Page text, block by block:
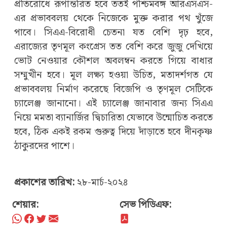
প্রতিরোধে রূপান্তরিত হবে ততই পশ্চিমবঙ্গ আরএসএস-
এর প্রভাববলয় থেকে নিজেকে মুক্ত করার পথ খুঁজে
পাবে। সিএএ-বিরোধী চেতনা যত বেশি দৃঢ় হবে,
এরাজ্যের তৃণমূল কংগ্রেস তত বেশি করে জুজু দেখিয়ে
ভোট নেওয়ার কৌশল অবলম্বন করতে গিয়ে বাধার
সম্মুখীন হবে। মূল লক্ষ্য হওয়া উচিত, মতাদর্শগত যে
প্রভাববলয় নির্মাণ করেছে বিজেপি ও তৃণমূল সেটিকে
চ্যালেঞ্জ জানানো। এই চ্যালেঞ্জ জানাবার জন্য সিএএ
নিয়ে মমতা ব্যানার্জির দ্বিচারিতা যেভাবে উন্মোচিত করতে
হবে, ঠিক একই রকম গুরুত্ব দিয়ে দাঁড়াতে হবে দীনকৃষ্ণ
ঠাকুরদের পাশে।
প্রকাশের তারিখ:২৮-মার্চ-২০২৪
শেয়ার:
সেভ পিডিএফ: